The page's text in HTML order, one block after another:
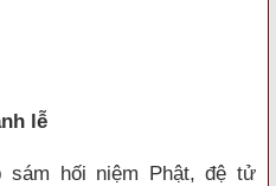
lễ
hối niệm Phật, đệ tử